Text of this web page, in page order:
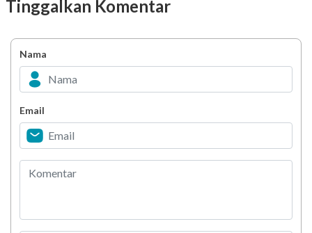
Bahagia dalam Tubuh
Minuman Manis, Teman atau Ancaman?
Berani Selesaikan Challenge 6.000 Langkah?
Tinggalkan Komentar
Nama
Email